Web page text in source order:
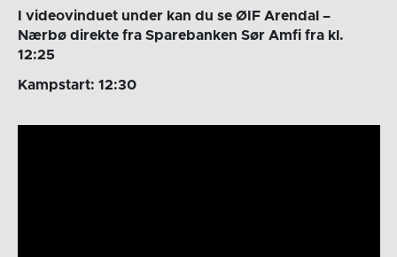
I videovinduet under kan du se ØIF Arendal –
Nærbø direkte fra Sparebanken Sør Amfi fra kl.
12:25
Kampstart: 12:30